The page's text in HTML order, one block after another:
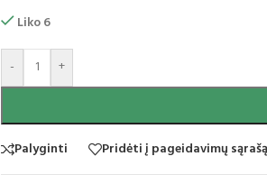
Liko 6
- +
Palyginti Pridėti į pageidavimų sąrašą